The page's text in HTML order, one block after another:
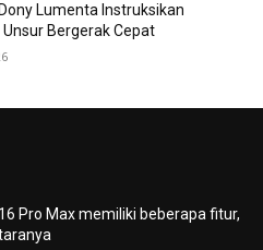
Lumenta Instruksikan
Bergerak Cepat
Pro Max memiliki beberapa fitur,